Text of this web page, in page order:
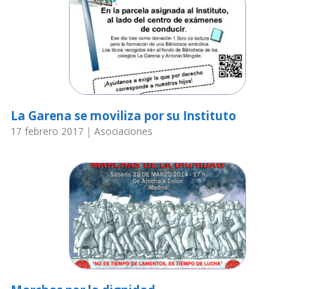
La Garena se moviliza por su Instituto
17 febrero 2017 | Asociaciones